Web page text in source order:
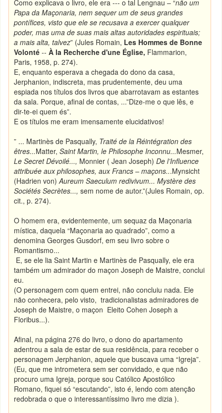
Como explicava o livro, ele era --- o tal Lengnau – “não um
Papa da Maçonaria, nem sequer um de seus grandes
pontífices, visto que ele se recusava a exercer qualquer
poder, mas uma de suas mais altas autoridades espirituais;
a mais alta, talvez” (Jules Romain, Les Hommes de Bonne
Volonté --À la Recherche d'une Église, Flammarion,
Paris, 1958, p. 274).
E, enquanto esperava a chegada do dono da casa,
Jerphanion, indiscreta, mas prudentemente, deu uma
espiada nos títulos dos livros que abarrotavam as estantes
da sala. Porque, afinal de contas, ...”Dize-me o que lês, e
dir-te-ei quem és”.
E os títulos me eram imensamente elucidativos!
” ... Martinès de Pasqually, Traité de la Réintégration des
êtres...Matter,Saint Martin, le Philosophe Inconnu...Mesmer,
Le Secret Dévoilé..., Monnier ( Jean Joseph)De l’Influence
attribuée aux philosophes, aux Francs – maçons...Mynsicht
(Hadrien von)Aureum Saeculum redivivum... Mystère des
Sociétés Secrètes..., sem nome de autor.”(Jules Romain, op.
cit., p. 274).
O homem era, evidentemente, um sequaz da Maçonaria
mística, daquela “Maçonaria ao quadrado”, como a
denomina Georges Gusdorf, em seu livro sobre o
Romantismo...
E, se ele lia Saint Martin e Martinès de Pasqually, ele era
também um admirador do maçon Joseph de Maistre, conclui
eu.
(O personagem com quem entrei, não concluiu nada. Ele
não conhecera, pelo visto, tradicionalistas admiradores de
Joseph de Maistre, o maçon Eleito Cohen Joseph a
Floribus...).
Afinal, na página 276 do livro, o dono do apartamento
adentrou a sala de estar de sua residência, para receber o
personagem Jerphanion, aquele que buscava uma “Igreja”.
(Eu, que me intrometera sem ser convidado, e que não
procuro uma Igreja, porque sou Católico Apostólico
Romano, fiquei só “escutando”, isto é, lendo com atenção
redobrada o que o interessantíssimo livro me dizia ).